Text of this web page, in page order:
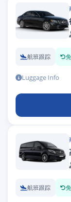
航班跟踪
Luggage Info
航班跟踪